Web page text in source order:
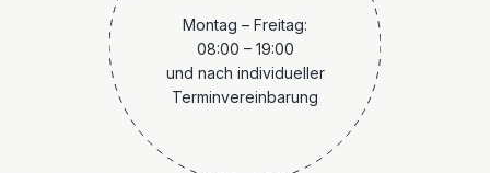
Montag – Freitag:
08:00 – 19:00
und nach individueller
Terminvereinbarung